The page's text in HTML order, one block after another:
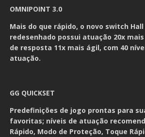
OMNIPOINT 3.0
Mais do que rápido, o novo switch
redesenhado possui atuação 20x
de resposta 11x mais ágil, com 40
atuação.
GG QUICKSET
Predefinições de jogo prontas para
favoritas; níveis de atuação
Rápido, Modo de Proteção, Toque